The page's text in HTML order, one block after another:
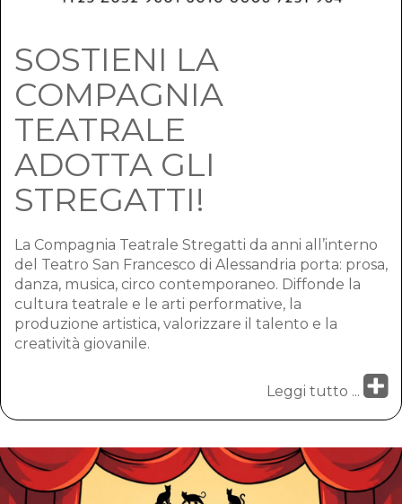
SOSTIENI LA
COMPAGNIA
TEATRALE
ADOTTA GLI
STREGATTI!
La Compagnia Teatrale Stregatti da anni all’interno
del Teatro San Francesco di Alessandria porta: prosa,
danza, musica, circo contemporaneo. Diffonde la
cultura teatrale e le arti performative, la
produzione artistica, valorizzare il talento e la
creatività giovanile.
Leggi tutto ...